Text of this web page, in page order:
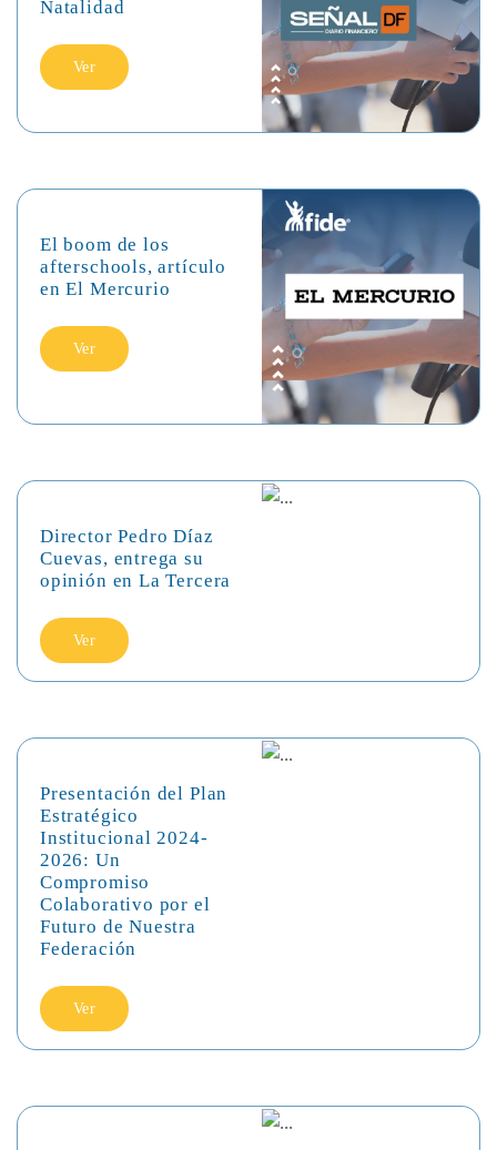
Natalidad
Ver
El boom de los
afterschools, artículo
en El Mercurio
Ver
Director Pedro Díaz
Cuevas, entrega su
opinión en La Tercera
Ver
Presentación del Plan
Estratégico
Institucional 2024-
2026: Un
Compromiso
Colaborativo por el
Futuro de Nuestra
Federación
Ver